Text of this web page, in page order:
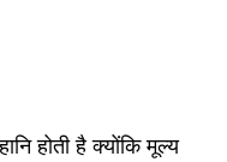
होती है क्योंकि मूल्य